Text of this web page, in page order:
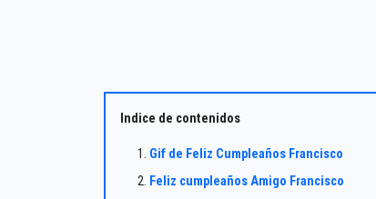
Indice de contenidos
Gif de Feliz Cumpleaños Francisco
Feliz cumpleaños Amigo Francisco